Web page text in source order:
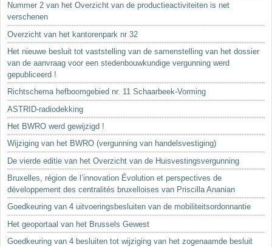
Studies en publicaties
Sleutelwoorden
Stedenbouwkundige inlichtingen
Nummer 2 van het Overzicht van de productieactiviteiten is net
verschenen
Overzicht van het kantorenpark nr 32
Het nieuwe besluit tot vaststelling van de samenstelling van het dossier
van de aanvraag voor een stedenbouwkundige vergunning werd
gepubliceerd !
Richtschema hefboomgebied nr. 11 Schaarbeek-Vorming
ASTRID-radiodekking
Het BWRO werd gewijzigd !
Wijziging van het BWRO (vergunning van handelsvestiging)
De vierde editie van het Overzicht van de Huisvestingsvergunning
Bruxelles, région de l’innovation Évolution et perspectives de
développement des centralités bruxelloises van Priscilla Ananian
Goedkeuring van 4 uitvoeringsbesluiten van de mobiliteitsordonnantie
Het geoportaal van het Brussels Gewest
Goedkeuring van 4 besluiten tot wijziging van het zogenaamde besluit